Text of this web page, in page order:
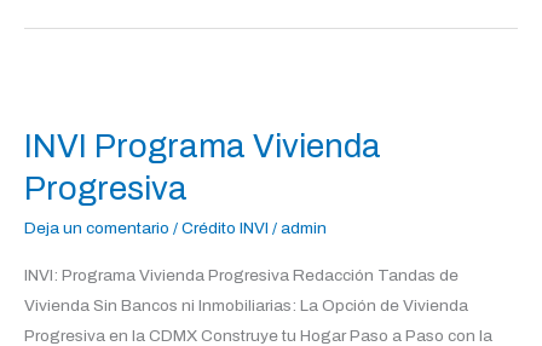
INVI Programa Vivienda
Progresiva
Deja un comentario / Crédito INVI / admin
INVI: Programa Vivienda Progresiva Redacción Tandas de
Vivienda Sin Bancos ni Inmobiliarias: La Opción de Vivienda
Progresiva en la CDMX Construye tu Hogar Paso a Paso con la
Vivienda
Progresiva